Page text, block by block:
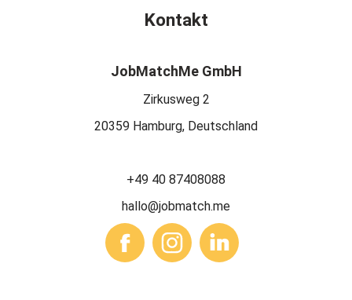
Kontakt
JobMatchMe GmbH
Zirkusweg 2
20359 Hamburg, Deutschland
+49 40 87408088
hallo@jobmatch.me